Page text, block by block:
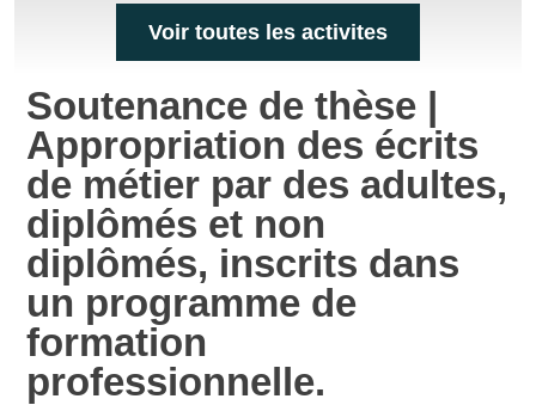
Voir toutes les activites
Soutenance de thèse |
Appropriation des écrits
de métier par des adultes,
diplômés et non
diplômés, inscrits dans
un programme de
formation
professionnelle.